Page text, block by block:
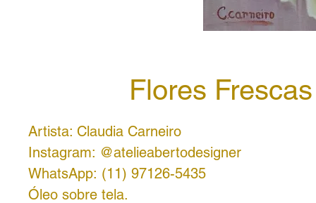
Flores Frescas
Artista: Claudia Carneiro
Instagram: @atelieabertodesigner
WhatsApp: (11) 97126-5435
Óleo sobre tela.